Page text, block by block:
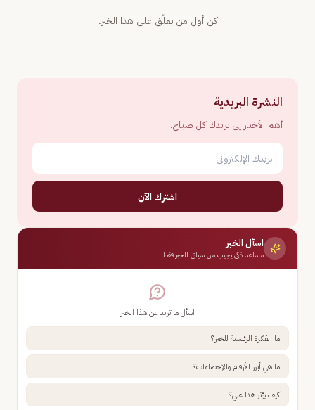
كن أول من يعلّق على هذا الخبر.
النشرة البريدية
أهم الأخبار إلى بريدك كل صباح.
اشترك الآن
اسأل الخبر
مساعد ذكي يجيب من سياق الخبر فقط
اسأل ما تريد عن هذا الخبر
ما الفكرة الرئيسية للخبر؟
ما هي أبرز الأرقام والإحصاءات؟
كيف يؤثر هذا علي؟